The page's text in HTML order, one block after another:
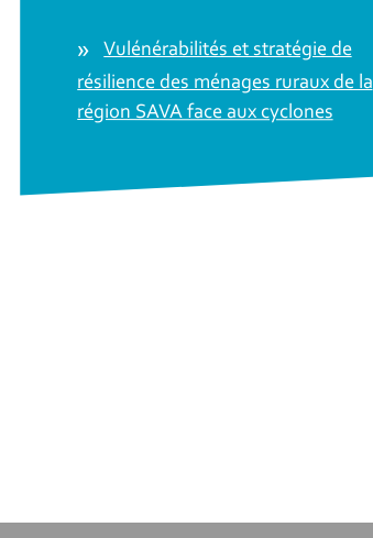
Vulénérabilités et stratégie de
résilience des ménages ruraux de la
région SAVA face aux cyclones